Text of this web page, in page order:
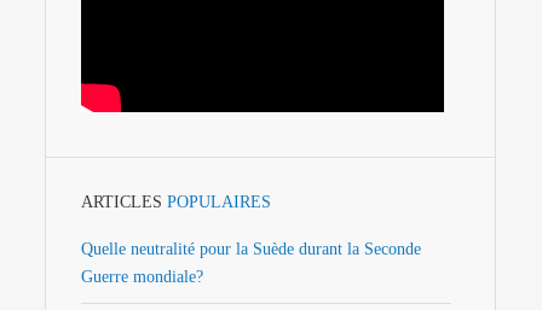
ARTICLES POPULAIRES
Quelle neutralité pour la Suède durant la Seconde
Guerre mondiale?